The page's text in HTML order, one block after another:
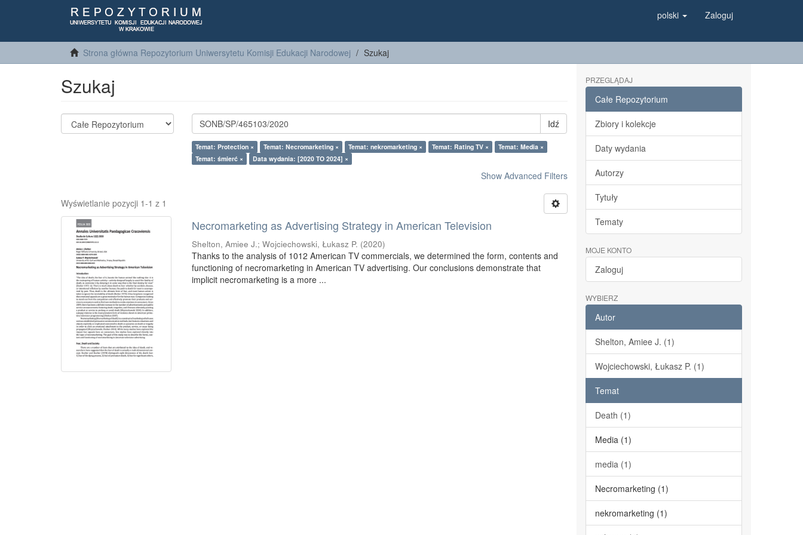
polski Zaloguj
Strona główna Repozytorium Uniwersytetu Komisji Edukacji Narodowej Szukaj
Szukaj
Idź
Temat: Protection × Temat: Necromarketing × Temat: nekromarketing × Temat: Rating TV ×
Temat: Media ×
Temat: śmierć ×
Data wydania: [2020 TO 2024] ×
Show Advanced Filters
Wyświetlanie pozycji 1-1 z 1
Necromarketing as Advertising Strategy in American Television
Shelton, Amiee J.;Wojciechowski, Łukasz P. (2020)
Thanks to the analysis of 1012 American TV commercials, we determined the form, contents and
functioning of necromarketing in American TV advertising. Our conclusions demonstrate that
implicit necromarketing is a more ...
PRZEGLĄDAJ
Całe Repozytorium
Zbiory i kolekcje
Daty wydania
Autorzy
Tytuły
Tematy
MOJE KONTO
Zaloguj
WYBIERZ
Autor
Shelton, Amiee J. (1)
Wojciechowski, Łukasz P. (1)
Temat
Death (1)
Media (1)
media (1)
Necromarketing (1)
nekromarketing (1)